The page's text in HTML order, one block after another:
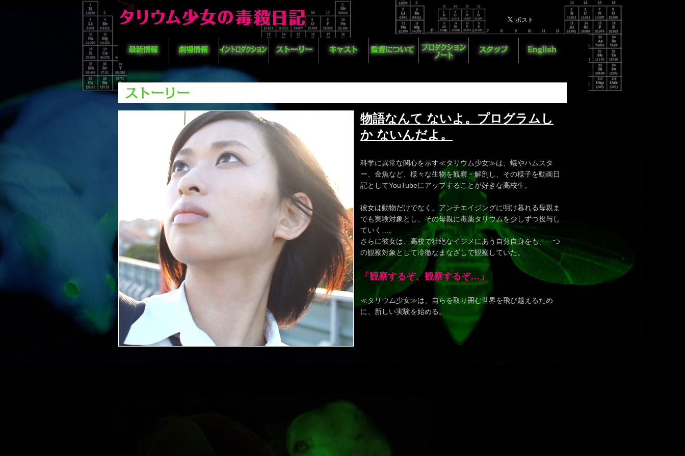
物語なんて ないよ。プログラムし
か ないんだよ。
科学に異常な関心を示す≪タリウム少女≫は、蟻やハムスタ
ー、金魚など、様々な生物を観察・解剖し、その様子を動画日
記としてYouTubeにアップすることが好きな高校生。
彼女は動物だけでなく、アンチエイジングに明け暮れる母親ま
でも実験対象とし、その母親に毒薬タリウムを少しずつ投与し
ていく…。
さらに彼女は、高校で壮絶なイジメにあう自分自身をも、一つ
の観察対象として冷徹なまなざしで観察していた。
「観察するぞ、観察するぞ…」
≪タリウム少女≫は、自らを取り囲む世界を飛び越えるため
に、新しい実験を始める。